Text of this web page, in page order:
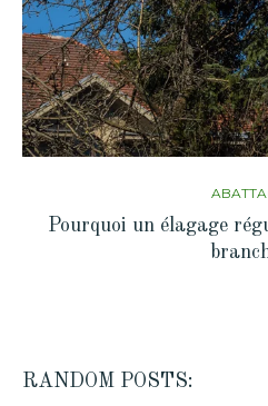
Pourquoi un élagage
RANDOM POSTS: